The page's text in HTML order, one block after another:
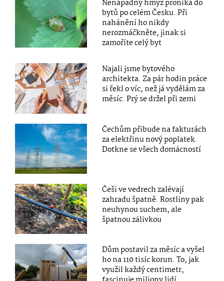
Nenápadný hmyz proniká do
bytů po celém Česku. Při
nahánění ho nikdy
nerozmáčkněte, jinak si
zamoříte celý byt
Najali jsme bytového
architekta. Za pár hodin práce
si řekl o víc, než já vydělám za
měsíc. Prý se držel při zemi
Čechům přibude na fakturách
za elektřinu nový poplatek.
Dotkne se všech domácností
Češi ve vedrech zalévají
zahradu špatně. Rostliny pak
neuhynou suchem, ale
špatnou zálivkou
Dům postavil za měsíc a vyšel
ho na 110 tisíc korun. To, jak
využil každý centimetr,